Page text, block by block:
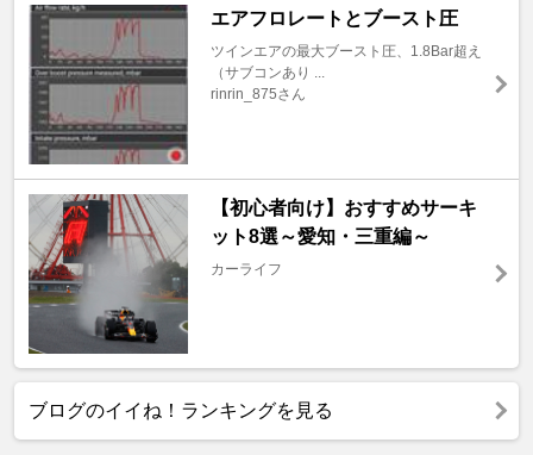
エアフロレートとブースト圧
ツインエアの最大ブースト圧、1.8Bar超え
（サブコンあり ...
rinrin_875さん
【初心者向け】おすすめサーキ
ット8選～愛知・三重編～
カーライフ
ブログのイイね！ランキングを見る